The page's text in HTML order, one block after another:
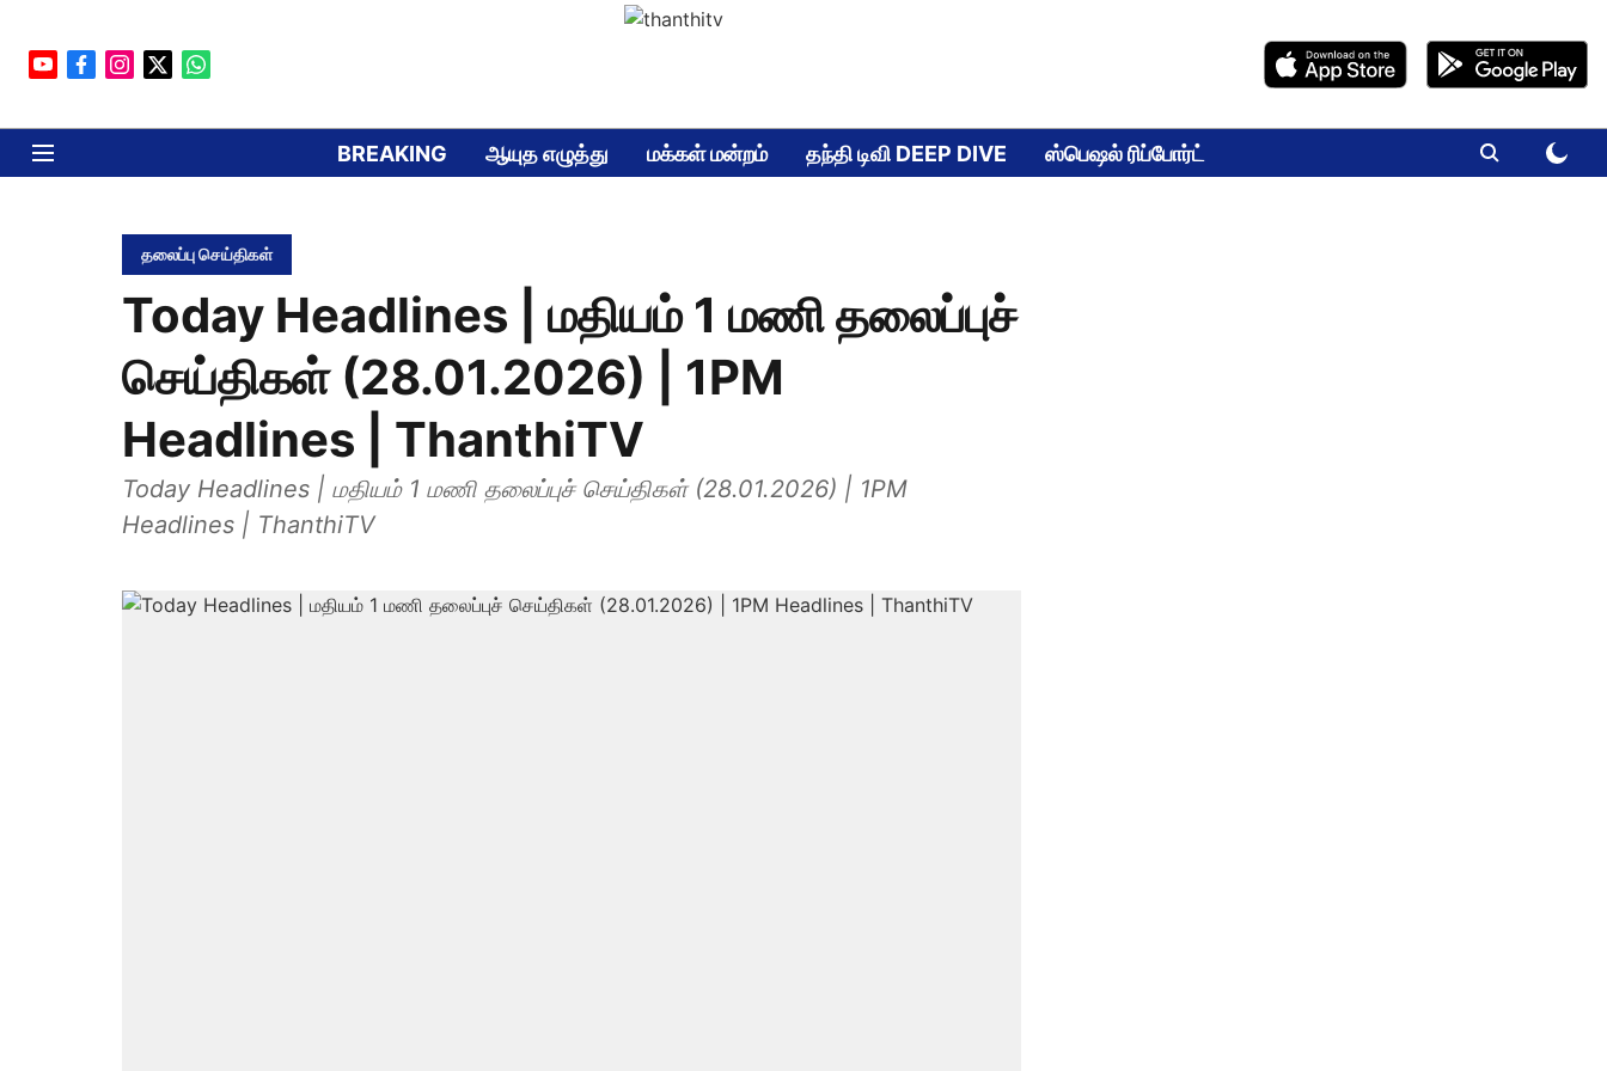
BREAKING ஆயுத எழுத்து மக்கள் மன்றம் தந்தி டிவி DEEP DIVE ஸ்பெஷல் ரிப்போர்ட்
தலைப்பு செய்திகள்
Today Headlines | மதியம் 1 மணி தலைப்புச்
செய்திகள் (28.01.2026) | 1PM
Headlines | ThanthiTV
Today Headlines | மதியம் 1 மணி தலைப்புச் செய்திகள் (28.01.2026) | 1PM
Headlines | ThanthiTV